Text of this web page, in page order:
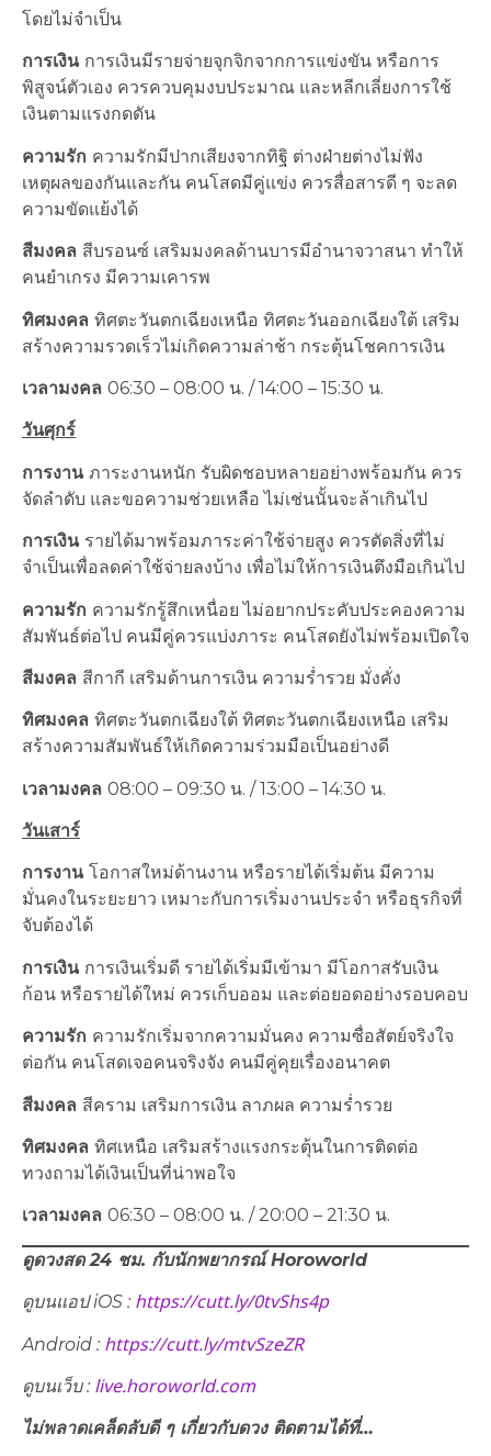
โดยไม่จำเป็น
การเงิน การเงินมีรายจ่ายจุกจิกจากการแข่งขัน หรือการ
พิสูจน์ตัวเอง ควรควบคุมงบประมาณ และหลีกเลี่ยงการใช้
เงินตามแรงกดดัน
ความรัก ความรักมีปากเสียงจากทิฐิ ต่างฝ่ายต่างไม่ฟัง
เหตุผลของกันและกัน คนโสดมีคู่แข่ง ควรสื่อสารดี ๆ จะลด
ความขัดแย้งได้
สีมงคล สีบรอนซ์ เสริมมงคลด้านบารมีอำนาจวาสนา ทำให้
คนยำเกรง มีความเคารพ
ทิศมงคล ทิศตะวันตกเฉียงเหนือ ทิศตะวันออกเฉียงใต้ เสริม
สร้างความรวดเร็วไม่เกิดความล่าช้า กระตุ้นโชคการเงิน
เวลามงคล 06:30 – 08:00 น. / 14:00 – 15:30 น.
วันศุกร์
การงาน ภาระงานหนัก รับผิดชอบหลายอย่างพร้อมกัน ควร
จัดลำดับ และขอความช่วยเหลือ ไม่เช่นนั้นจะล้าเกินไป
การเงิน รายได้มาพร้อมภาระค่าใช้จ่ายสูง ควรตัดสิ่งที่ไม่
จำเป็นเพื่อลดค่าใช้จ่ายลงบ้าง เพื่อไม่ให้การเงินตึงมือเกินไป
ความรัก ความรักรู้สึกเหนื่อย ไม่อยากประคับประคองความ
สัมพันธ์ต่อไป คนมีคู่ควรแบ่งภาระ คนโสดยังไม่พร้อมเปิดใจ
สีมงคล สีกากี เสริมด้านการเงิน ความร่ำรวย มั่งคั่ง
ทิศมงคล ทิศตะวันตกเฉียงใต้ ทิศตะวันตกเฉียงเหนือ เสริม
สร้างความสัมพันธ์ให้เกิดความร่วมมือเป็นอย่างดี
เวลามงคล 08:00 – 09:30 น. / 13:00 – 14:30 น.
วันเสาร์
การงาน โอกาสใหม่ด้านงาน หรือรายได้เริ่มต้น มีความ
มั่นคงในระยะยาว เหมาะกับการเริ่มงานประจำ หรือธุรกิจที่
จับต้องได้
การเงิน การเงินเริ่มดี รายได้เริ่มมีเข้ามา มีโอกาสรับเงิน
ก้อน หรือรายได้ใหม่ ควรเก็บออม และต่อยอดอย่างรอบคอบ
ความรัก ความรักเริ่มจากความมั่นคง ความซื่อสัตย์จริงใจ
ต่อกัน คนโสดเจอคนจริงจัง คนมีคู่คุยเรื่องอนาคต
สีมงคล สีคราม เสริมการเงิน ลาภผล ความร่ำรวย
ทิศมงคล ทิศเหนือ เสริมสร้างแรงกระตุ้นในการติดต่อ
ทวงถามได้เงินเป็นที่น่าพอใจ
เวลามงคล 06:30 – 08:00 น. / 20:00 – 21:30 น.
ดูดวงสด 24 ชม. กับนักพยากรณ์Horoworld
ดูบนแอปiOS : https://cutt.ly/0tvShs4p
Android : https://cutt.ly/mtvSzeZR
ดูบนเว็บ: live.horoworld.com
ไม่พลาดเคล็ดลับดี ๆ เกี่ยวกับดวง ติดตามได้ที่…